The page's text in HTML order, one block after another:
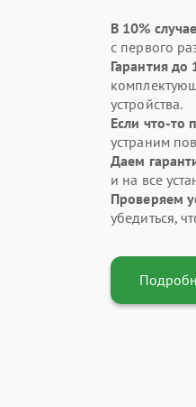
В 10%
с первого
Гарантия до
устройства.
Если что-то
устраним
Даем
и на все
Проверяем
убедиться,